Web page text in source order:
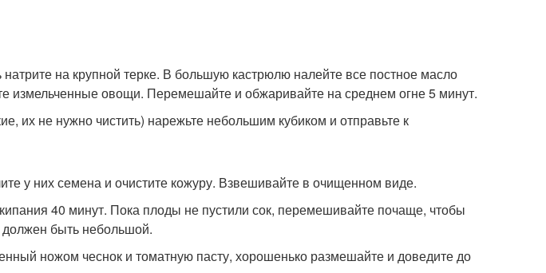
на крупной терке. В большую кастрюлю налейте все постное масло
измельченные овощи. Перемешайте и обжаривайте на среднем огне 5 минут.
их не нужно чистить) нарежьте небольшим кубиком и отправьте к
у них семена и очистите кожуру. Взвешивайте в очищенном виде.
40 минут. Пока плоды не пустили сок, перемешивайте почаще, чтобы
должен быть небольшой.
ножом чеснок и томатную пасту, хорошенько размешайте и доведите до